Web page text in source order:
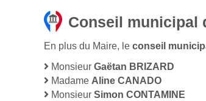
Conseil municipal
En plus du Maire, le conseil
Monsieur Gaëtan BRIZARD
Madame Aline CANADO
Monsieur Simon CONTAMINE